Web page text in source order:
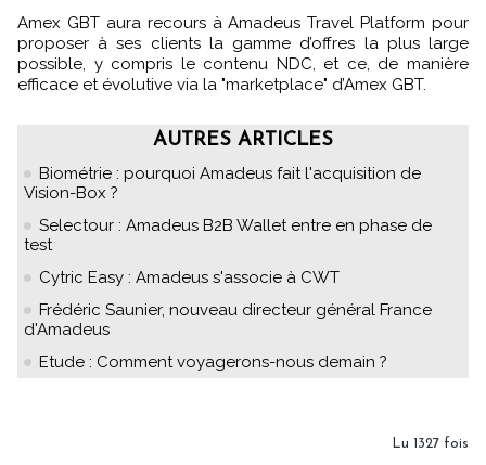
Amex GBT aura recours à Amadeus Travel Platform pour
proposer à ses clients la gamme d’offres la plus large
possible, y compris le contenu NDC, et ce, de manière
efficace et évolutive via la "marketplace" d’Amex GBT.
AUTRES ARTICLES
Biométrie : pourquoi Amadeus fait l'acquisition de
Vision-Box ?
Selectour : Amadeus B2B Wallet entre en phase de
test
Cytric Easy : Amadeus s'associe à CWT
Frédéric Saunier, nouveau directeur général France
d'Amadeus
Etude : Comment voyagerons-nous demain ?
Lu 1327 fois